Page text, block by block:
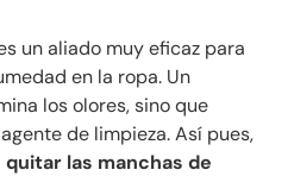
un aliado muy eficaz para
en la ropa. Un
los olores, sino que
de limpieza. Así pues,
las manchas de